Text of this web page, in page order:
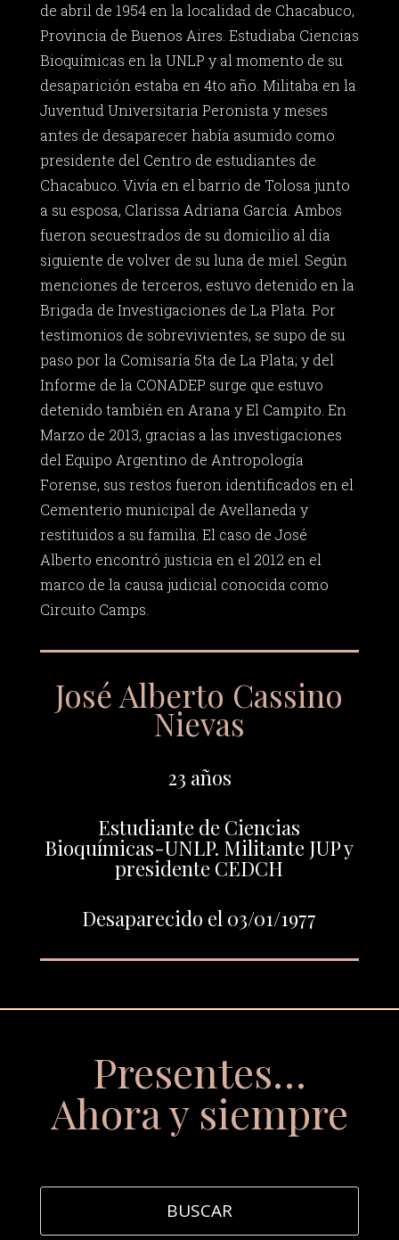
de abril de 1954 en la localidad de Chacabuco,
Provincia de Buenos Aires. Estudiaba Ciencias
Bioquímicas en la UNLP y al momento de su
desaparición estaba en 4to año. Militaba en la
Juventud Universitaria Peronista y meses
antes de desaparecer había asumido como
presidente del Centro de estudiantes de
Chacabuco. Vivía en el barrio de Tolosa junto
a su esposa, Clarissa Adriana García. Ambos
fueron secuestrados de su domicilio al día
siguiente de volver de su luna de miel. Según
menciones de terceros, estuvo detenido en la
Brigada de Investigaciones de La Plata. Por
testimonios de sobrevivientes, se supo de su
paso por la Comisaría 5ta de La Plata; y del
Informe de la CONADEP surge que estuvo
detenido también en Arana y El Campito. En
Marzo de 2013, gracias a las investigaciones
del Equipo Argentino de Antropología
Forense, sus restos fueron identificados en el
Cementerio municipal de Avellaneda y
restituidos a su familia. El caso de José
Alberto encontró justicia en el 2012 en el
marco de la causa judicial conocida como
Circuito Camps.
José Alberto Cassino
Nievas
23 años
Estudiante de Ciencias
Bioquímicas-UNLP. Militante JUP y
presidente CEDCH
Desaparecido el 03/01/1977
Presentes…
Ahora y siempre